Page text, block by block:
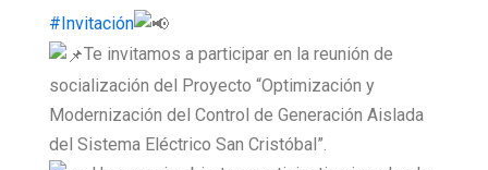
#Invitación
Te invitamos a participar en la reunión de
socialización del Proyecto “Optimización y
Modernización del Control de Generación Aislada
del Sistema Eléctrico San Cristóbal”.